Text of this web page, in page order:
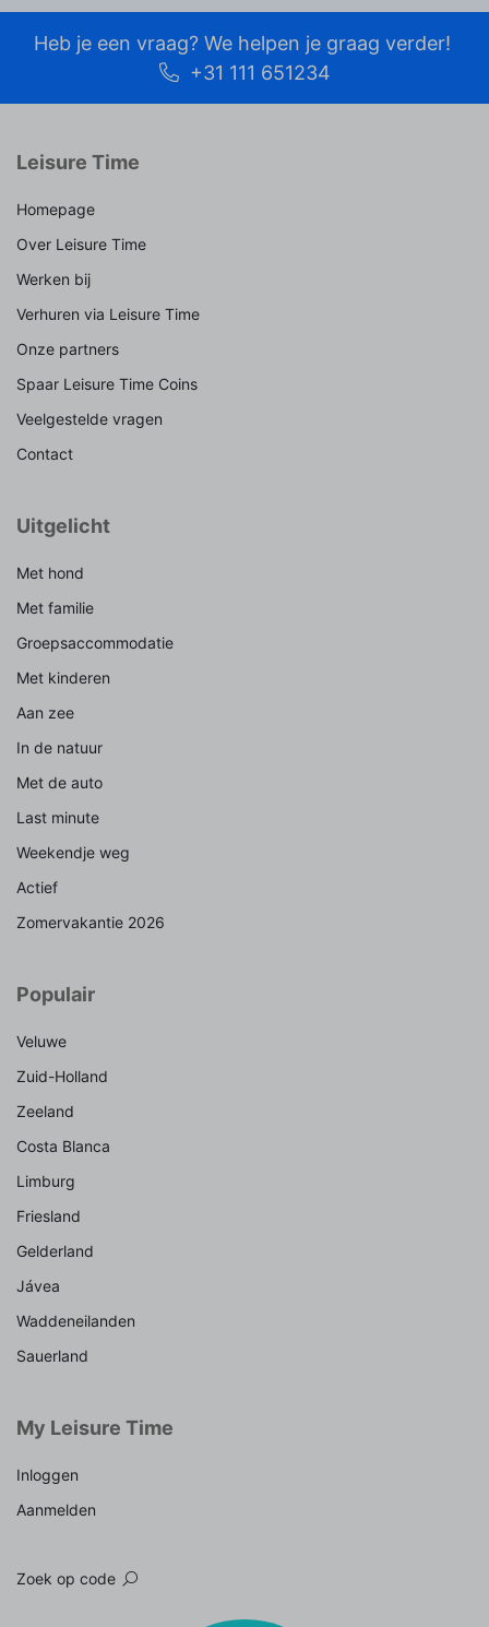
Heb je een vraag? We helpen je graag verder!
+31 111 651234
Leisure Time
Homepage
Over Leisure Time
Werken bij
Verhuren via Leisure Time
Onze partners
Spaar Leisure Time Coins
Veelgestelde vragen
Contact
Uitgelicht
Met hond
Met familie
Groepsaccommodatie
Met kinderen
Aan zee
In de natuur
Met de auto
Last minute
Weekendje weg
Actief
Zomervakantie 2026
Populair
Veluwe
Zuid-Holland
Zeeland
Costa Blanca
Limburg
Friesland
Gelderland
Jávea
Waddeneilanden
Sauerland
My Leisure Time
Inloggen
Aanmelden
Zoek op code